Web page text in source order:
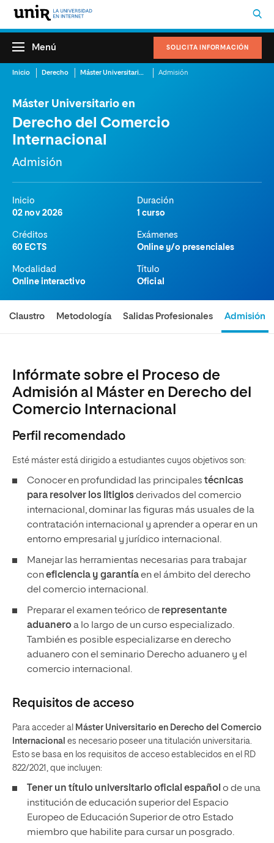
SOLICITA INFORMACIÓN
Menú
Inicio Derecho Máster Universitario en Derecho del Comercio Internacional Admisión
Máster Universitario en
Derecho del Comercio
Internacional
Admisión
Inicio
02 nov 2026
Duración
1 curso
Créditos
60 ECTS
Exámenes
Online y/o presenciales
Modalidad
Online interactivo
Título
Oficial
Claustro Metodología Salidas Profesionales Admisión
Infórmate sobre el Proceso de
Admisión al Máster en Derecho del
Comercio Internacional
Perfil recomendado
Esté máster está dirigido a estudiantes cuyos objetivos son:
Conocer en profundidad las principales técnicas
para resolver los litigiosderivados del comercio
internacional, dominar las figuras más usuales de la
contratación internacional y aprender a operar en un
entorno empresarial y jurídico internacional.
Manejar las herramientas necesarias para trabajar
coneficiencia y garantíaen el ámbito del derecho
del comercio internacional.
Preparar el examen teórico de representante
aduaneroa lo largo de un curso especializado.
También es posible especializarse en derecho
aduanero con el seminario Derecho aduanero y el
comercio internacional.
Requisitos de acceso
Para acceder al Máster Universitario en Derecho del Comercio
Internacional es necesario poseer una titulación universitaria.
Esto se basa en los requisitos de acceso establecidos en el RD
822/2021, que incluyen:
Tener un título universitario oficial español o de una
institución de educación superior del Espacio
Europeo de Educación Superior de otro Estado
miembro que habilite para cursar un posgrado.